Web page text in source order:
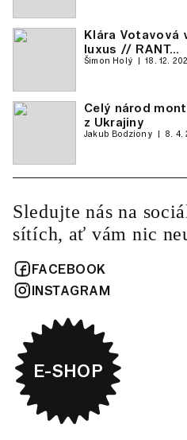
Klára Votavová
luxus // RANT…
Šimon Holý 18. 12.
Celý národ
z Ukrajiny
Jakub Bodziony 8. 4.
Sledujte nás na
sítích, ať vám nic
FACEBOOK
INSTAGRAM
E-SHOP